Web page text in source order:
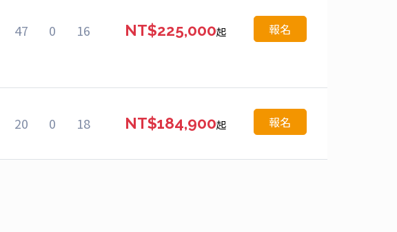
47 0 16 NT$225,000起 報名
20 0 18 NT$184,900起 報名